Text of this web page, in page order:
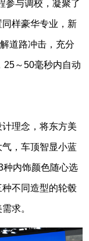
参与调校，凝聚了
样豪华专业，新
道路冲击，充分
25～50毫秒内自动
计理念，将东方美
，车顶智显小蓝
种内饰颜色随心选
不同造型的轮毂
求。